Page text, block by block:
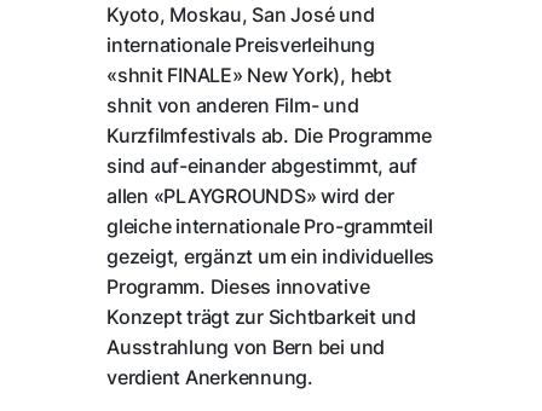
Kyoto, Moskau, San José und
internationale Preisverleihung
«shnit FINALE» New York), hebt
shnit von anderen Film- und
Kurzfilmfestivals ab. Die Programme
sind auf-einander abgestimmt, auf
allen «PLAYGROUNDS» wird der
gleiche internationale Pro-grammteil
gezeigt, ergänzt um ein individuelles
Programm. Dieses innovative
Konzept trägt zur Sichtbarkeit und
Ausstrahlung von Bern bei und
verdient Anerkennung.